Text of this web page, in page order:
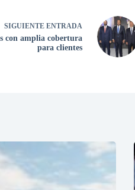
SIGUIENTE ENTRADA
con amplia cobertura
para clientes